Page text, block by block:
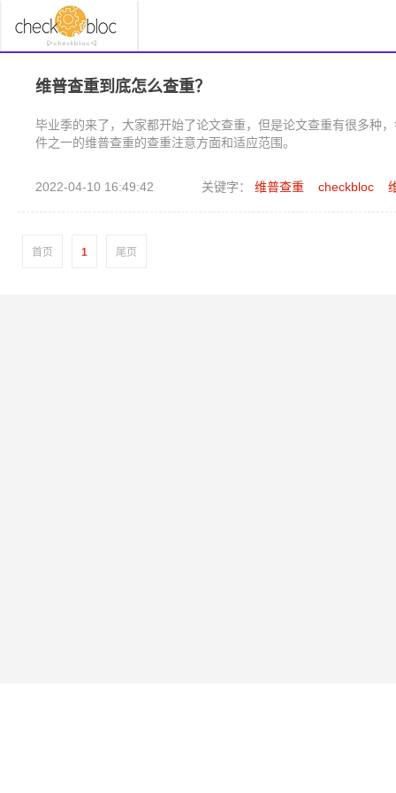
维普查重到底怎么查重？
毕业季的来了，大家都开始了论文查重，但是论文查重有很多种
件之一的维普查重的查重注意方面和适应范围。
2022-04-10 16:49:42 关键字： 维普查重 checkbloc
首页 1 尾页